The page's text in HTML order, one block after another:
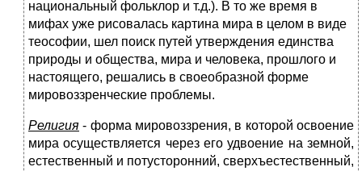
национальный фольклор и т.д.). В то же время в
мифах уже рисовалась картина мира в целом в виде
теософии, шел поиск путей утверждения единства
природы и общества, мира и человека, прошлого и
настоящего, решались в своеобразной форме
мировоззренческие проблемы.
Религия - форма мировоззрения, в которой освоение
мира осуществляется через его удвоение на земной,
естественный и потусторонний, сверхъестественный,